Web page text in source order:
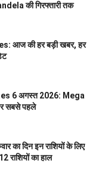
की गिरफ्तारी तक
आज की हर बड़ी खबर, हर
6 अगस्त 2026: Mega
सबसे पहले
दिन इन राशियों के लिए
राशियों का हाल